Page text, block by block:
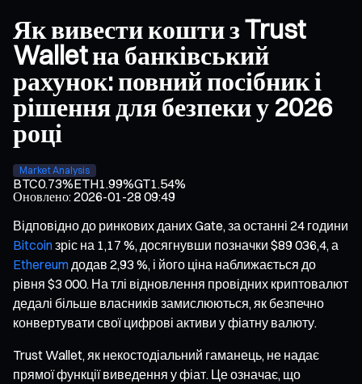
Як вивести кошти з Trust
Wallet на банківський
рахунок: повний посібник і
рішення для безпеки у 2026
році
Market Analysis
BTC0.73%ETH1.99%GT1.54%
Оновлено:2026-01-28 09:49
Відповідно до ринкових даних Gate, за останні 24 години
Bitcoinзріс на 1,17 %, досягнувши позначки $89 036,4, а
Ethereum додав 2,93 %, і його ціна наближається до
рівня $3 000. На тлі відновлення провідних криптовалют
дедалі більше власників замислюються, як безпечно
конвертувати свої цифрові активи у фіатну валюту.
Trust Wallet, як некостодіальний гаманець, не надає
прямої функції виведення у фіат. Це означає, що